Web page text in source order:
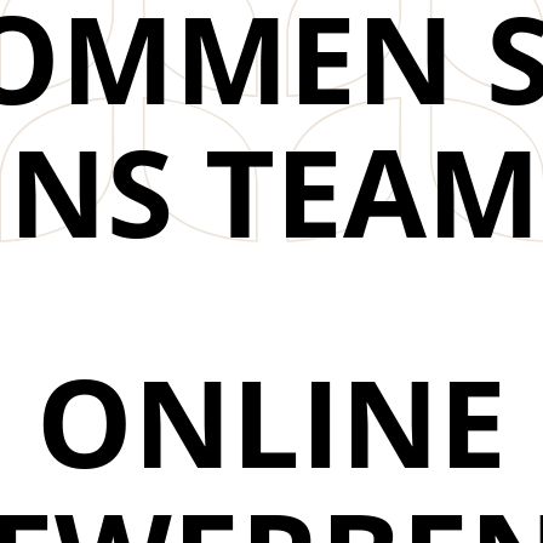
ONLINE